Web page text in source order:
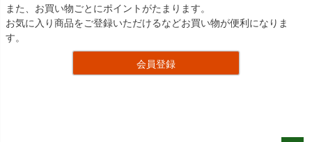
また、お買い物ごとにポイントがたまります。
お気に入り商品をご登録いただけるなどお買い物が便利になりま
す。
会員登録